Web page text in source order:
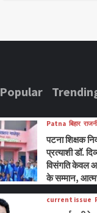
Popular
Patna बिहार
पटना शिक्षक
प्रत्याशी डॉ.
विसंगति केवल
के सम्मान,
current issue